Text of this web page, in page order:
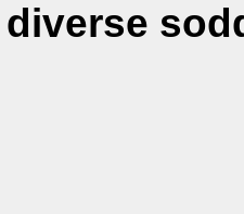
diverse